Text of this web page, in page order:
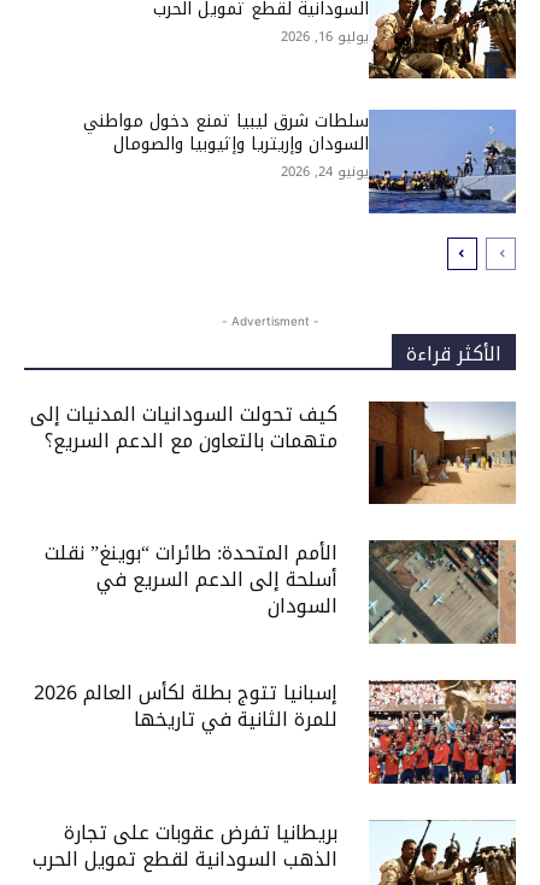
السودانية لقطع تمويل الحرب
يوليو 16, 2026
سلطات شرق ليبيا تمنع دخول مواطني
السودان وإريتريا وإثيوبيا والصومال
يونيو 24, 2026
- Advertisment -
الأكثر قراءة
كيف تحولت السودانيات المدنيات إلى
متهمات بالتعاون مع الدعم السريع؟
الأمم المتحدة: طائرات “بوينغ” نقلت
أسلحة إلى الدعم السريع في
السودان
إسبانيا تتوج بطلة لكأس العالم 2026
للمرة الثانية في تاريخها
بريطانيا تفرض عقوبات على تجارة
الذهب السودانية لقطع تمويل الحرب